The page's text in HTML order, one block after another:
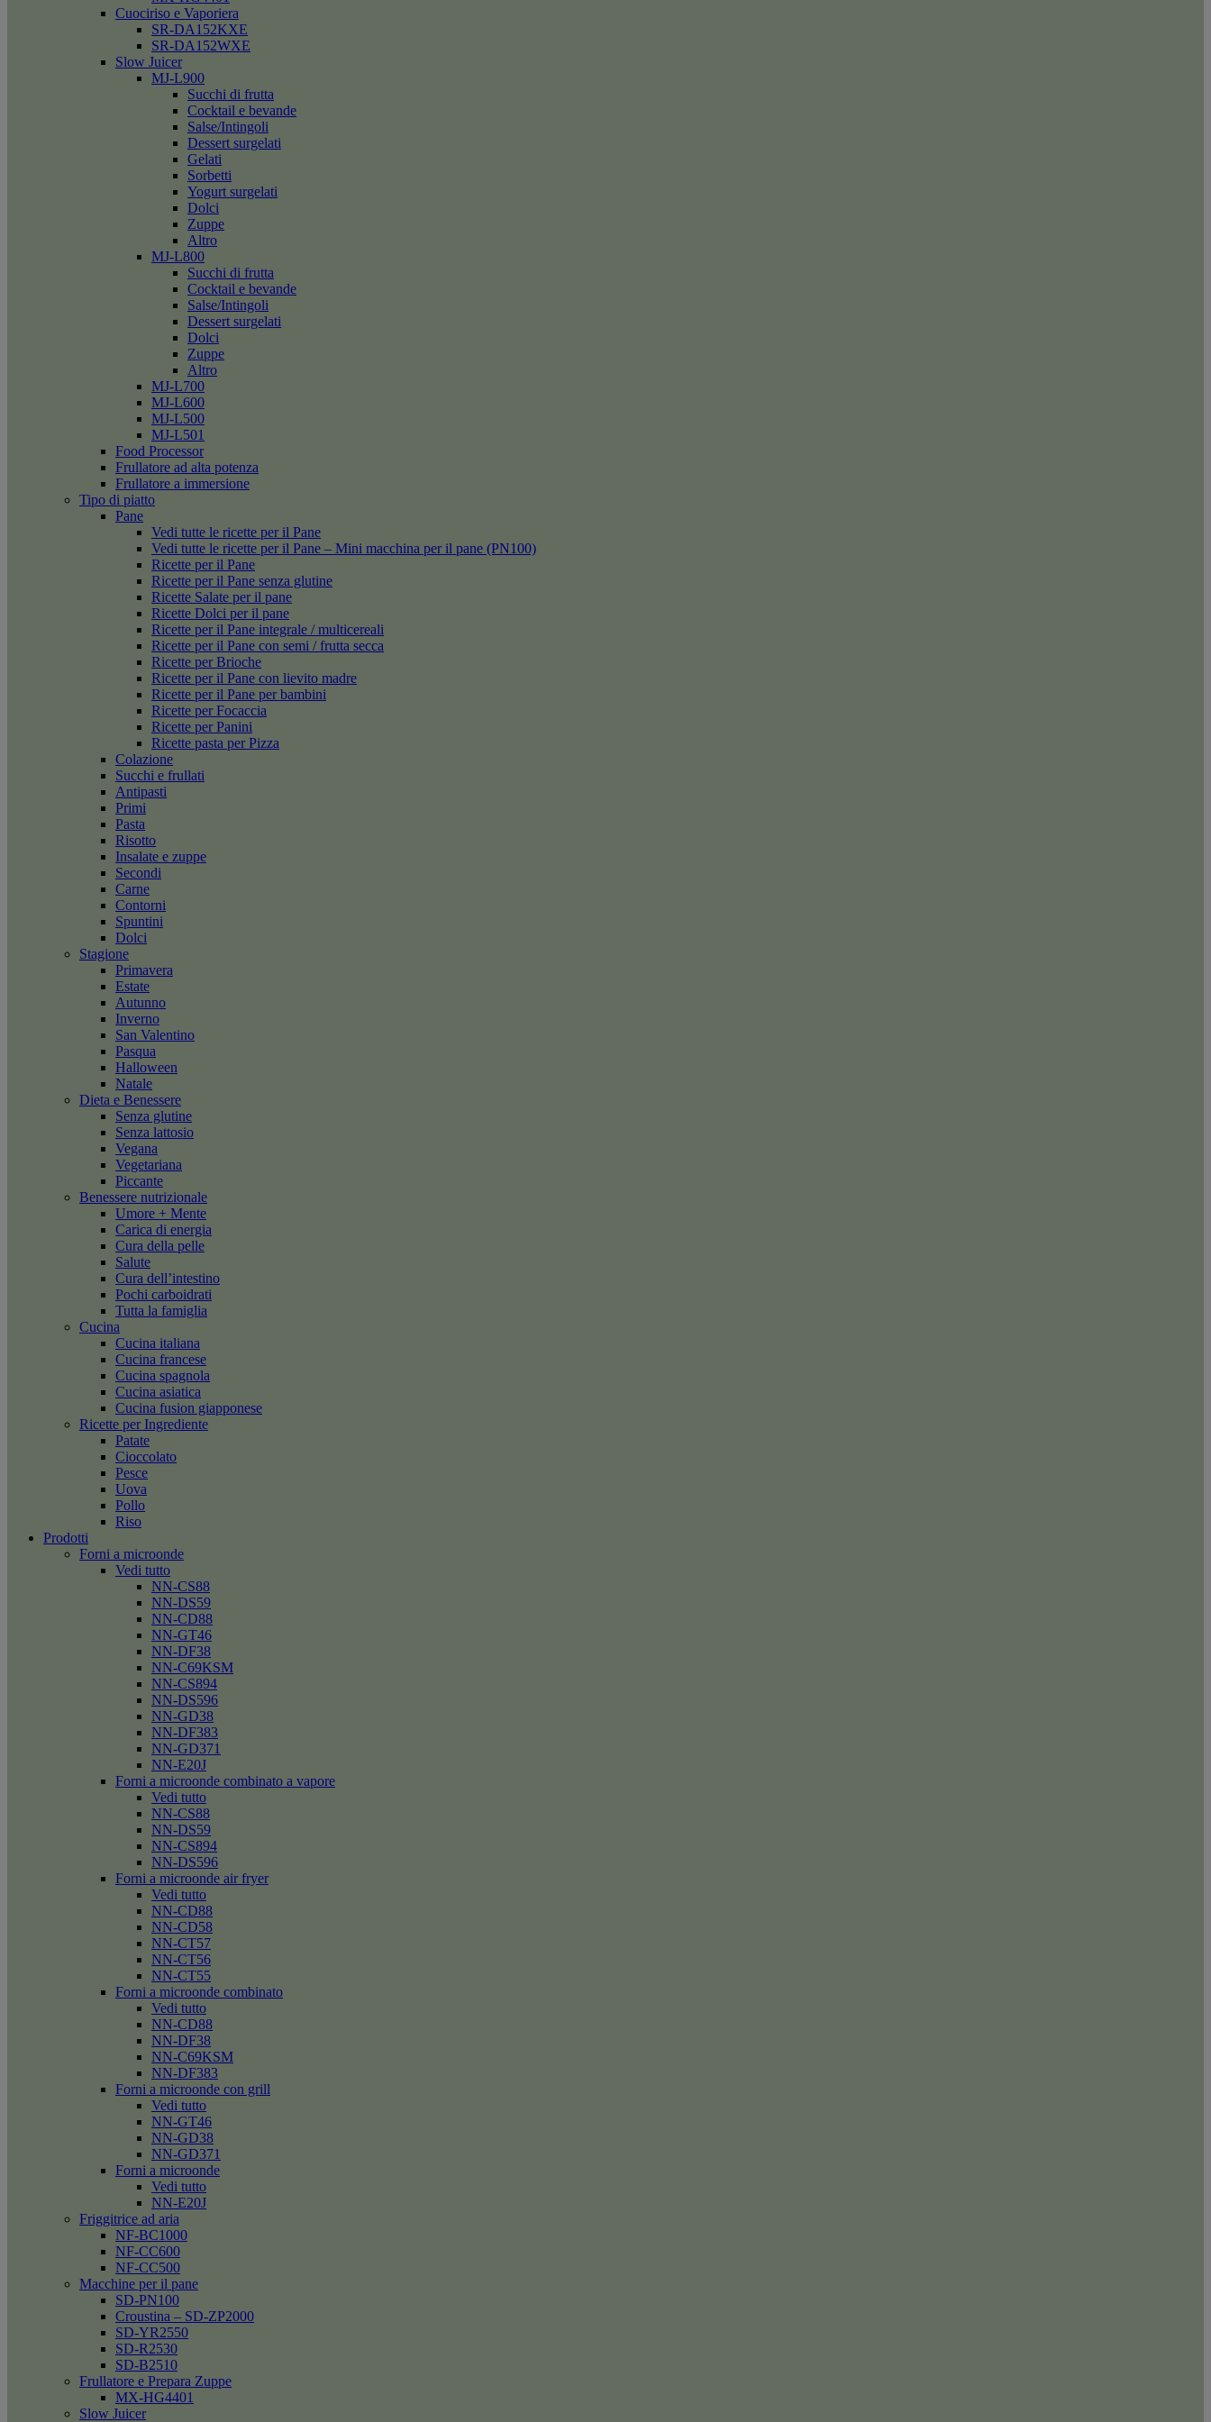
Cuociriso e Vaporiera
SR-DA152KXE
SR-DA152WXE
Slow Juicer
MJ-L900
Succhi di frutta
Cocktail e bevande
Salse/Intingoli
Dessert surgelati
Gelati
Sorbetti
Yogurt surgelati
Dolci
Zuppe
Altro
MJ-L800
Succhi di frutta
Cocktail e bevande
Salse/Intingoli
Dessert surgelati
Dolci
Zuppe
Altro
MJ-L700
MJ-L600
MJ-L500
MJ-L501
Food Processor
Frullatore ad alta potenza
Frullatore a immersione
Tipo di piatto
Pane
Vedi tutte le ricette per il Pane
Vedi tutte le ricette per il Pane – Mini macchina per il pane (PN100)
Ricette per il Pane
Ricette per il Pane senza glutine
Ricette Salate per il pane
Ricette Dolci per il pane
Ricette per il Pane integrale / multicereali
Ricette per il Pane con semi / frutta secca
Ricette per Brioche
Ricette per il Pane con lievito madre
Ricette per il Pane per bambini
Ricette per Focaccia
Ricette per Panini
Ricette pasta per Pizza
Colazione
Succhi e frullati
Antipasti
Primi
Pasta
Risotto
Insalate e zuppe
Secondi
Carne
Contorni
Spuntini
Dolci
Stagione
Primavera
Estate
Autunno
Inverno
San Valentino
Pasqua
Halloween
Natale
Dieta e Benessere
Senza glutine
Senza lattosio
Vegana
Vegetariana
Piccante
Benessere nutrizionale
Umore + Mente
Carica di energia
Cura della pelle
Salute
Cura dell’intestino
Pochi carboidrati
Tutta la famiglia
Cucina
Cucina italiana
Cucina francese
Cucina spagnola
Cucina asiatica
Cucina fusion giapponese
Ricette per Ingrediente
Patate
Cioccolato
Pesce
Uova
Pollo
Riso
Prodotti
Forni a microonde
Vedi tutto
NN-CS88
NN-DS59
NN-CD88
NN-GT46
NN-DF38
NN-C69KSM
NN-CS894
NN-DS596
NN-GD38
NN-DF383
NN-GD371
NN-E20J
Forni a microonde combinato a vapore
Vedi tutto
NN-CS88
NN-DS59
NN-CS894
NN-DS596
Forni a microonde air fryer
Vedi tutto
NN-CD88
NN-CD58
NN-CT57
NN-CT56
NN-CT55
Forni a microonde combinato
Vedi tutto
NN-CD88
NN-DF38
NN-C69KSM
NN-DF383
Forni a microonde con grill
Vedi tutto
NN-GT46
NN-GD38
NN-GD371
Forni a microonde
Vedi tutto
NN-E20J
Friggitrice ad aria
NF-BC1000
NF-CC600
NF-CC500
Macchine per il pane
SD-PN100
Croustina – SD-ZP2000
SD-YR2550
SD-R2530
SD-B2510
Frullatore e Prepara Zuppe
MX-HG4401
Slow Juicer